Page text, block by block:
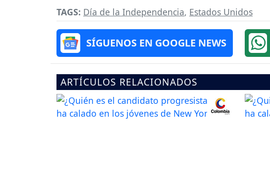
TAGS: Día de la Independencia, Estados Unidos
SÍGUENOS EN GOOGLE NEWS
ARTÍCULOS RELACIONADOS